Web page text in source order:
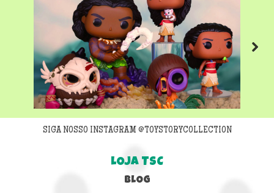
Next
SIGA NOSSO INSTAGRAM @TOYSTORYCOLLECTION
LOJA TSC
BLOG